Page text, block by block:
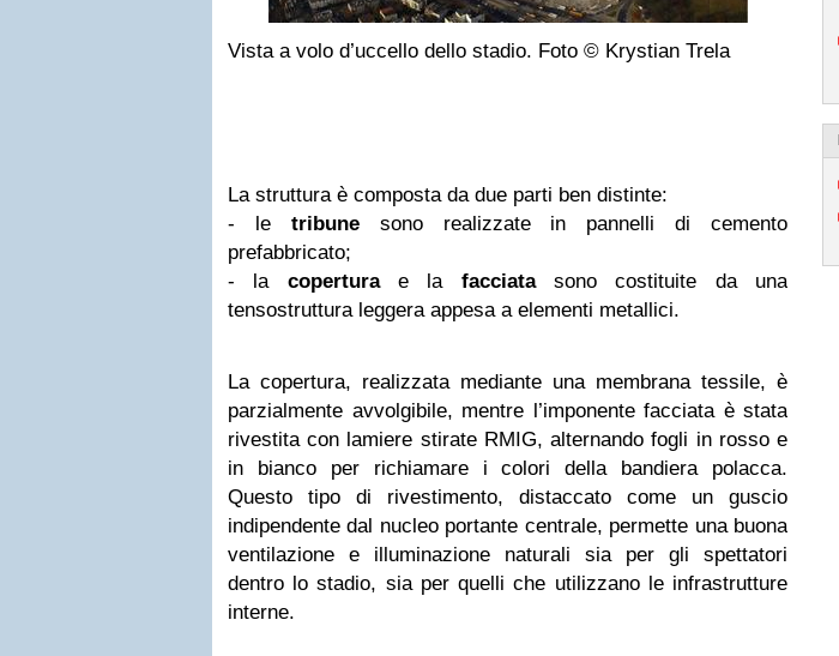
Vista a volo d’uccello dello stadio. Foto © Krystian Trela
La struttura è composta da due parti ben distinte:
- le tribunesono realizzate in pannelli di cemento
prefabbricato;
- la coperturae la facciatasono costituite da una
tensostruttura leggera appesa a elementi metallici.
La copertura, realizzata mediante una membrana tessile, è
parzialmente avvolgibile, mentre l’imponente facciata è stata
rivestita con lamiere stirate RMIG, alternando fogli in rosso e
in bianco per richiamare i colori della bandiera polacca.
Questo tipo di rivestimento, distaccato come un guscio
indipendente dal nucleo portante centrale, permette una buona
ventilazione e illuminazione naturali sia per gli spettatori
dentro lo stadio, sia per quelli che utilizzano le infrastrutture
interne.